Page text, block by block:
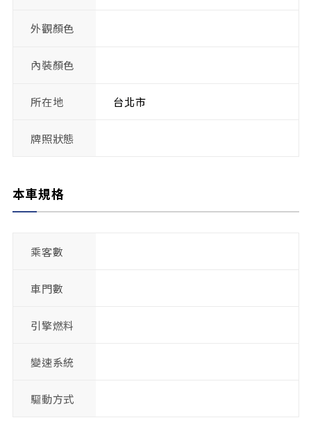
外觀顏色
內裝顏色
所在地 台北市
牌照狀態
本車規格
乘客數
車門數
引擎燃料
變速系統
驅動方式